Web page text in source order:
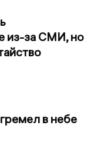
из-за СМИ, но
в небе